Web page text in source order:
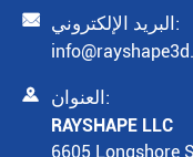
 البريد الإلكتروني:
 العنوان:
RAYSHAPE LLC
6605 Longshore